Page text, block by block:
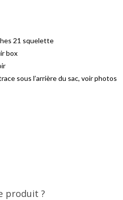
21 squelette
box
sous l’arrière du sac, voir photos
produit ?